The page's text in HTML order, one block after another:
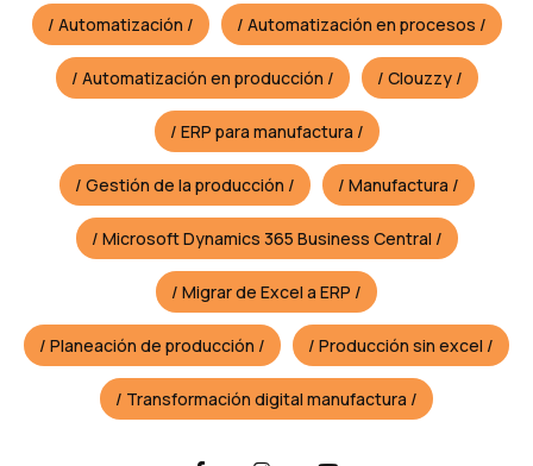
Automatización Automatización en procesos
Automatización en producción Clouzzy
ERP para manufactura
Gestión de la producción Manufactura
Microsoft Dynamics 365 Business Central
Migrar de Excel a ERP
Planeación de producción Producción sin excel
Transformación digital manufactura